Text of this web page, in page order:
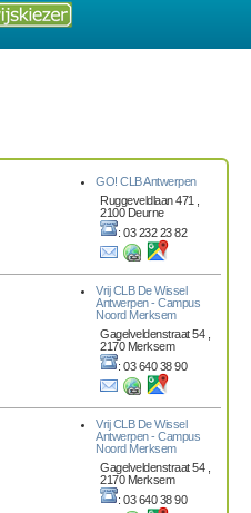
GO! CLB Antwerpen
Ruggeveldlaan 471 ,
2100 Deurne
: 03 232 23 82
Vrij CLB De Wissel
Antwerpen - Campus
Noord Merksem
Gagelveldenstraat 54 ,
2170 Merksem
: 03 640 38 90
Vrij CLB De Wissel
Antwerpen - Campus
Noord Merksem
Gagelveldenstraat 54 ,
2170 Merksem
: 03 640 38 90